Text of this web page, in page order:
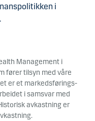
i
Management i
fører tilsyn med våre
er et markedsførings-
i samsvar med
avkastning er